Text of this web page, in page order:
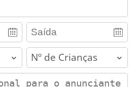
children